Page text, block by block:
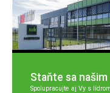
Staňte sa
Spolupracujte aj Vy s